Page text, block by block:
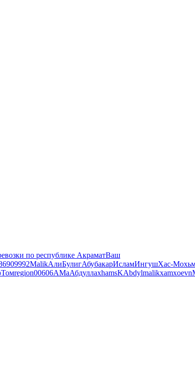
по республике АкраматВаш
MalikАлиБулигАбубакарИсламИнгушХас-
Томregion00606AМаАбдуллахhamsKAbdylmalikxamxoevn